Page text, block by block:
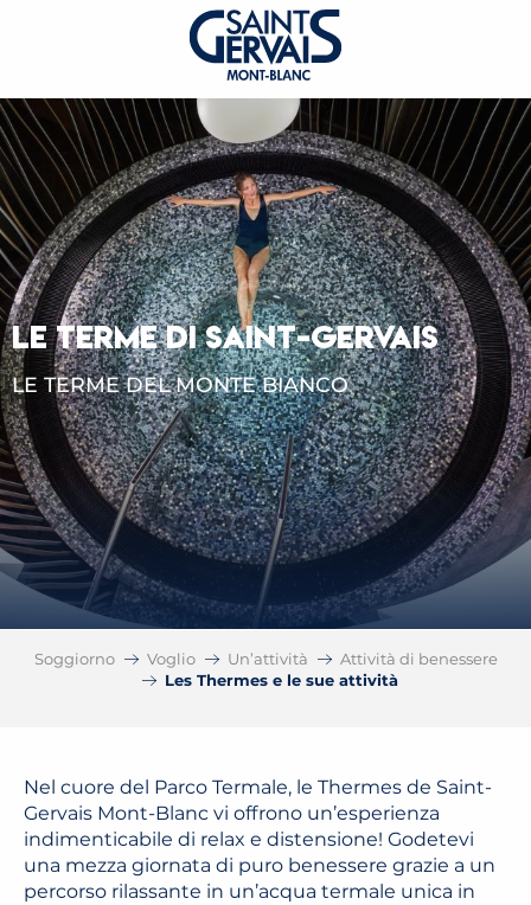
LE TERME DI SAINT-GERVAIS
LE TERME DEL MONTE BIANCO
Soggiorno Voglio Un’attività
Attività di benessere
Les Thermes e le sue attività
Nel cuore del Parco Termale, le Thermes de Saint-
Gervais Mont-Blanc vi offrono un’esperienza
indimenticabile di relax e distensione! Godetevi
una mezza giornata di puro benessere grazie a un
percorso rilassante in un’acqua termale unica in